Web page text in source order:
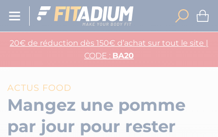
20€ de réduction dès 150€ d’achat sur tout le site |
CODE : BA20
ACTUS FOOD
Mangez une pomme
par jour pour rester